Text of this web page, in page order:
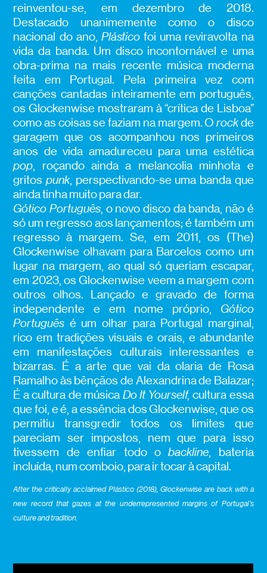
reinventou-se, em dezembro de 2018.
Destacado unanimemente como o disco
nacional do ano, Plásticofoi uma reviravolta na
vida da banda. Um disco incontornável e uma
obra-prima na mais recente música moderna
feita em Portugal. Pela primeira vez com
canções cantadas inteiramente em português,
os Glockenwise mostraram à “crítica de Lisboa”
como as coisas se faziam na margem. O rockde
garagem que os acompanhou nos primeiros
anos de vida amadureceu para uma estética
pop, roçando ainda a melancolia minhota e
gritospunk, perspectivando-se uma banda que
ainda tinha muito para dar.
Gótico Português, o novo disco da banda, não é
só um regresso aos lançamentos; é também um
regresso à margem. Se, em 2011, os (The)
Glockenwise olhavam para Barcelos como um
lugar na margem, ao qual só queriam escapar,
em 2023, os Glockenwise veem a margem com
outros olhos. Lançado e gravado de forma
independente e em nome próprio, Gótico
Português é um olhar para Portugal marginal,
rico em tradições visuais e orais, e abundante
em manifestações culturais interessantes e
bizarras. É a arte que vai da olaria de Rosa
Ramalho às bênçãos de Alexandrina de Balazar;
É a cultura de música Do It Yourself, cultura essa
que foi, e é, a essência dos Glockenwise, que os
permitiu transgredir todos os limites que
pareciam ser impostos, nem que para isso
tivessem de enfiar todo obackline, bateria
incluída, num comboio, para ir tocar à capital.
After the critically acclaimed Plástico (2018), Glockenwise are back with a
new record that gazes at the underrepresented margins of Portugal’s
culture and tradition.